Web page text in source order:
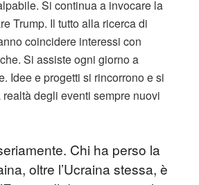
Si continua a invocare la
Trump. Il tutto alla ricerca di
coincidere interessi con
Si assiste ogni giorno a
Idee e progetti si rincorrono e si
degli eventi sempre nuovi
Chi ha perso la
oltre l’Ucraina stessa, è